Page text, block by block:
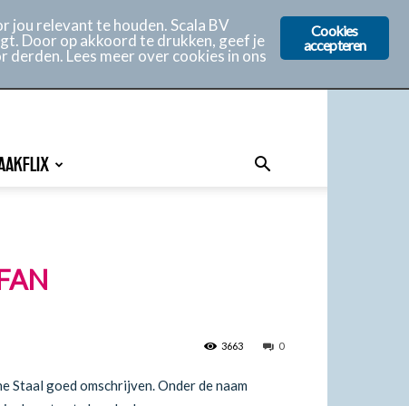
0
3663
Staal goed omschrijven. Onder de naam
Cookies
accepteren
jou relevant te houden. Scala BV
Door op akkoord te drukken, geef je
Lees meer over cookies in ons